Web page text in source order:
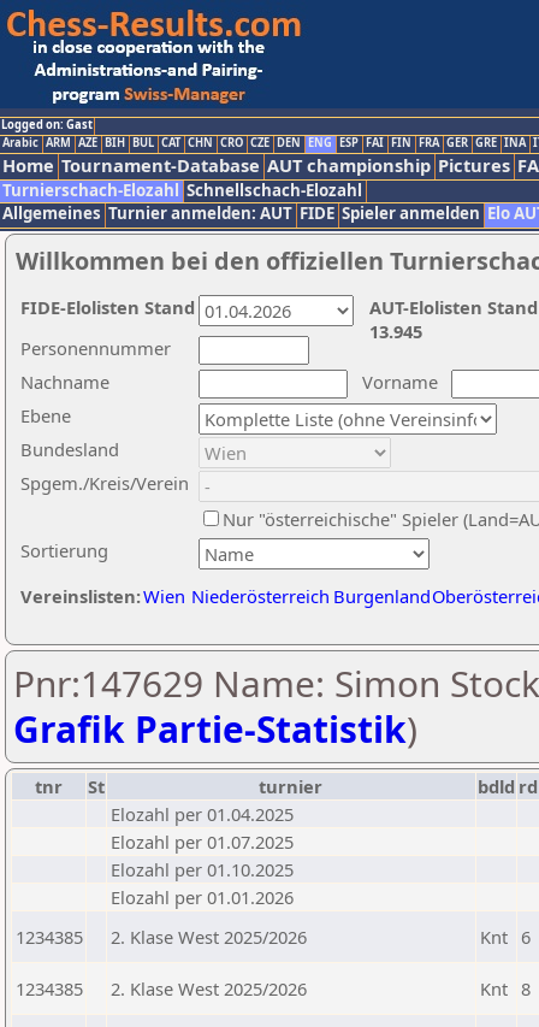
Logged on: Gast
Arabic ARM AZE BIH BUL CAT CHN CRO CZE DEN ENG ESP FAI FIN FRA GER GRE INA
Home Tournament-Database AUT championship Pictures
Turnierschach-Elozahl Schnellschach-Elozahl
Allgemeines Turnier anmelden: AUT FIDE Spieler anmelden Elo
Willkommen bei den offiziellen
Nachname
Vorname
Ebene
Sortierung
Personennummer
Bundesland
Spgem./Kreis/Verein
Nur "österreichische" Spieler
Vereinslisten:Wien Niederösterreich Burgenland
AUT-Elolisten
13.945
FIDE-Elolisten Stand
Pnr:147629 Name: Simon
Grafik Partie-Statistik)
tnr St turnier bdld rd
Elozahl per 01.04.2025
Elozahl per 01.07.2025
Elozahl per 01.10.2025
Elozahl per 01.01.2026
1234385
2. Klase West 2025/2026 Knt 6
1234385 2. Klase West 2025/2026 Knt 8